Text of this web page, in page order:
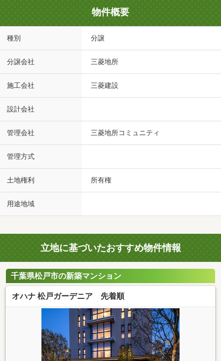
物件概要
種別 分譲
分譲会社 三菱地所
施工会社 三菱建設
設計会社
管理会社 三菱地所コミュニティ
管理方式
土地権利 所有権
用途地域
立地に基づいたおすすめ物件情報
千葉県松戸市の新築マンション
オハナ 松戸ガーデニア 先着順